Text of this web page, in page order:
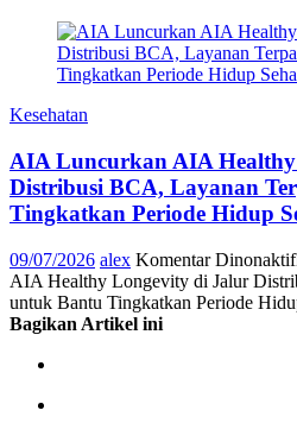
Kesehatan
AIA Luncurkan AIA
Distribusi BCA, Layanan
Tingkatkan Periode Hidup
09/07/2026 alex Komentar
AIA Healthy Longevity di Jalur
untuk Bantu Tingkatkan Periode
Bagikan Artikel ini